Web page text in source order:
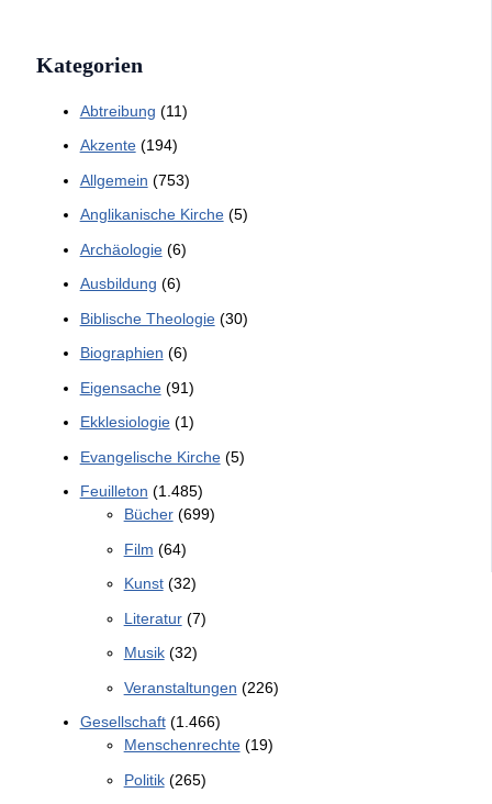
Kategorien
Abtreibung (11)
Akzente(194)
Allgemein (753)
Anglikanische Kirche(5)
Archäologie(6)
Ausbildung (6)
Biblische Theologie(30)
Biographien (6)
Eigensache(91)
Ekklesiologie(1)
Evangelische Kirche(5)
Feuilleton (1.485)
Bücher(699)
Film (64)
Kunst(32)
Literatur(7)
Musik(32)
Veranstaltungen (226)
Gesellschaft(1.466)
Menschenrechte(19)
Politik(265)